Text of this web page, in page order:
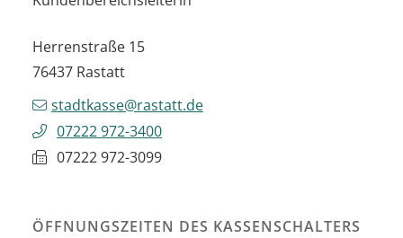
Herrenstraße 15
76437 Rastatt
stadtkasse@rastatt.de
07222 972-3400
07222 972-3099
ÖFFNUNGSZEITEN DES KASSENSCHALTERS